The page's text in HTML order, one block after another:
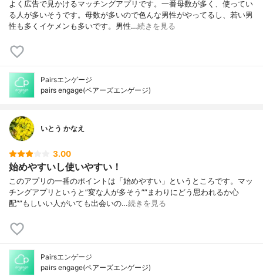
よく広告で見かけるマッチングアプリです。一番母数が多く、使ってい
る人が多いそうです。母数が多いので色んな男性がやってるし、若い男
性も多くイケメンも多いです。男性…続きを見る
Pairsエンゲージ
pairs engage(ペアーズエンゲージ)
いとう かなえ
3.00
始めやすいし使いやすい！
このアプリの一番のポイントは「始めやすい」というところです。マッ
チングアプリというと”変な人が多そう””まわりにどう思われるか心
配””もしいい人がいても出会いの…続きを見る
Pairsエンゲージ
pairs engage(ペアーズエンゲージ)